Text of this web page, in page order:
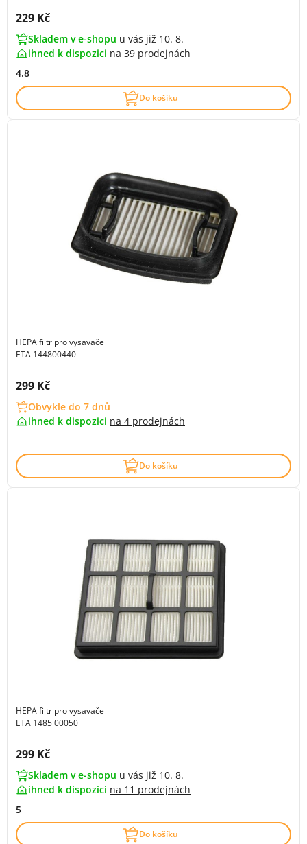
Cena s DPH:
229 Kč
Skladem v e-shopu u vás již 10. 8.
ihned k dispozici na 39 prodejnách
4.8
Do košíku
HEPA filtr pro vysavače
ETA 144800440
Cena s DPH:
299 Kč
Obvykle do 7 dnů
ihned k dispozici na 4 prodejnách
Do košíku
HEPA filtr pro vysavače
ETA 1485 00050
Cena s DPH:
299 Kč
Skladem v e-shopu u vás již 10. 8.
ihned k dispozici na 11 prodejnách
5
Do košíku